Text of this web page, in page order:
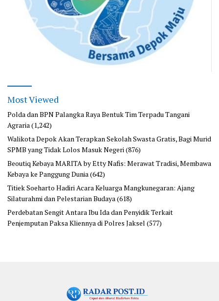
Most Viewed
Polda dan BPN Palangka Raya Bentuk Tim Terpadu Tangani
Agraria (1,242)
Walikota Depok Akan Terapkan Sekolah Swasta Gratis, Bagi Murid
SPMB yang Tidak Lolos Masuk Negeri (876)
Beoutiq Kebaya MARITA by Etty Nafis: Merawat Tradisi, Membawa
Kebaya ke Panggung Dunia (642)
Titiek Soeharto Hadiri Acara Keluarga Mangkunegaran: Ajang
Silaturahmi dan Pelestarian Budaya (618)
Perdebatan Sengit Antara Ibu Ida dan Penyidik Terkait
Penjemputan Paksa Kliennya di Polres Jaksel (577)